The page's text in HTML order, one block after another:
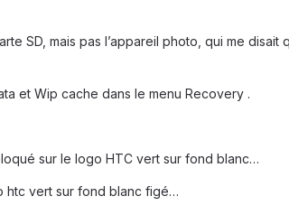
SD, mais pas l’appareil photo, qui me disait
et Wip cache dans le menu Recovery .
sur le logo HTC vert sur fond blanc…
htc vert sur fond blanc figé…